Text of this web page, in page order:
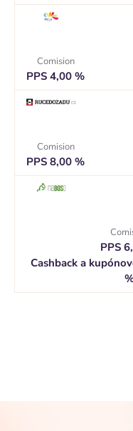
Comision
PPS 4,00 %
Comision
PPS 8,00 %
PPS
Cashback a